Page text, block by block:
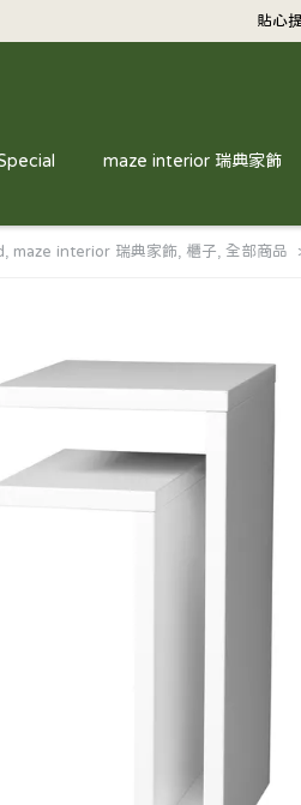
貼心
maze interior 瑞典家飾
maze interior 瑞典家飾, 櫃子 全部商品